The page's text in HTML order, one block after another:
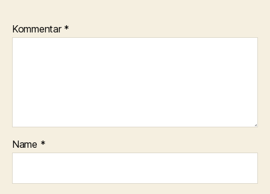
Kommentar *
Name *